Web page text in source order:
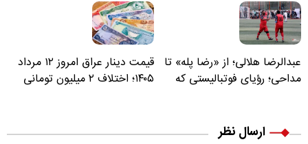
عبدالرضا هلالی؛ از «رضا پله» تا
مداحی؛ رؤیای فوتبالیستی که
قیمت دینار عراق امروز ۱۲ مرداد
۱۴۰۵؛ اختلاف ۲ میلیون تومانی
ارسال نظر